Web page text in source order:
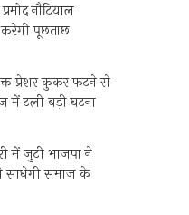
नौटियाल
पूछताछ
प्रेशर कुकर फटने से
में टली बड़ी घटना
में जुटी भाजपा ने
से साधेगी समाज के